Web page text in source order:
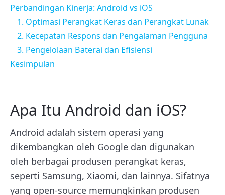
Perbandingan Kinerja: Android vs iOS
1. Optimasi Perangkat Keras dan Perangkat Lunak
2. Kecepatan Respons dan Pengalaman Pengguna
3. Pengelolaan Baterai dan Efisiensi
Kesimpulan
Apa Itu Android dan iOS?
Android adalah sistem operasi yang
dikembangkan oleh Google dan digunakan
oleh berbagai produsen perangkat keras,
seperti Samsung, Xiaomi, dan lainnya. Sifatnya
yang open-source memungkinkan produsen